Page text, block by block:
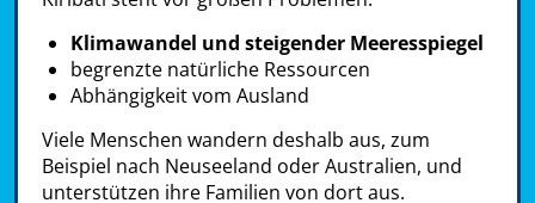
Klimawandel und steigender Meeresspiegel
begrenzte natürliche Ressourcen
Abhängigkeit vom Ausland
Viele Menschen wandern deshalb aus, zum
Beispiel nach Neuseeland oder Australien, und
unterstützen ihre Familien von dort aus.